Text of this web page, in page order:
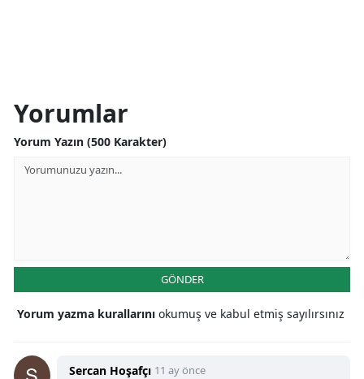
Yorumlar
Yorum Yazın (500 Karakter)
GÖNDER
Yorum yazma kurallarını okumuş ve kabul etmiş sayılırsınız
Sercan Hoşafçı 11 ay önce